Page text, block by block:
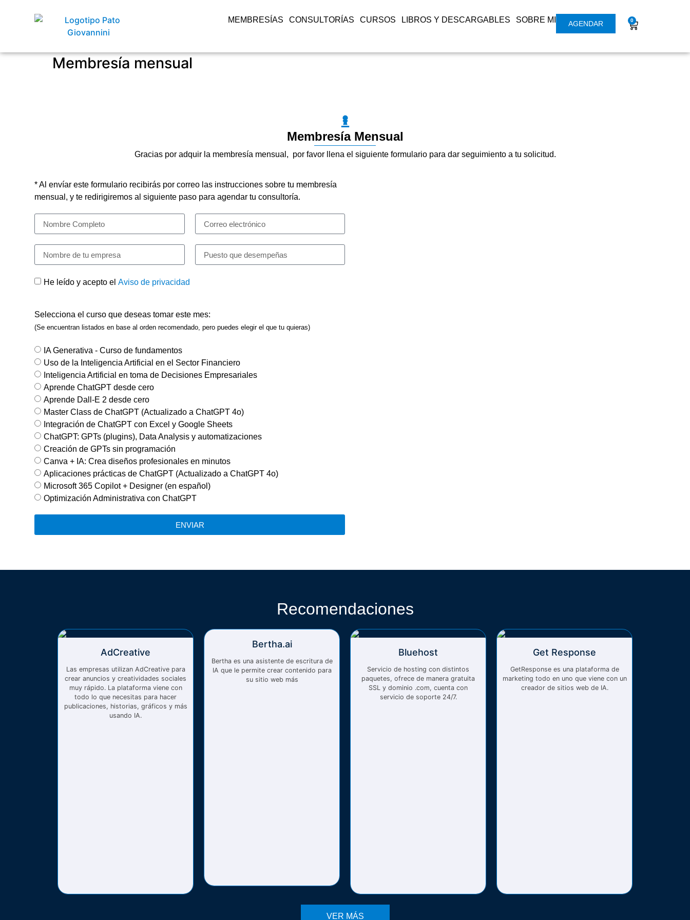
MEMBRESÍAS CONSULTORÍAS CURSOS LIBROS Y DESCARGABLES SOBRE MI AGENDAR 0
Membresía mensual
Membresía Mensual
Gracias por adquir la membresía mensual, por favor llena el siguiente formulario para dar seguimiento a tu solicitud.
* Al envíar este formulario recibirás por correo las instrucciones sobre tu membresía
mensual, y te redirigiremos al siguiente paso para agendar tu consultoría.
He leído y acepto elAviso de privacidad
Selecciona el curso que deseas tomar este mes:
(Se encuentran listados en base al orden recomendado, pero puedes elegir el que tu quieras)
IA Generativa - Curso de fundamentos
Uso de la Inteligencia Artificial en el Sector Financiero
Inteligencia Artificial en toma de Decisiones Empresariales
Aprende ChatGPT desde cero
Aprende Dall-E 2 desde cero
Master Class de ChatGPT (Actualizado a ChatGPT 4o)
Integración de ChatGPT con Excel y Google Sheets
ChatGPT: GPTs (plugins), Data Analysis y automatizaciones
Creación de GPTs sin programación
Canva + IA: Crea diseños profesionales en minutos
Aplicaciones prácticas de ChatGPT (Actualizado a ChatGPT 4o)
Microsoft 365 Copilot + Designer (en español)
Optimización Administrativa con ChatGPT
ENVIAR
Recomendaciones
AdCreative
Las empresas utilizan AdCreative para
crear anuncios y creatividades sociales
muy rápido. La plataforma viene con
todo lo que necesitas para hacer
publicaciones, historias, gráficos y más
usando IA.
Bertha.ai
Bertha es una asistente de escritura de
IA que le permite crear contenido para
su sitio web más
Bluehost
Servicio de hosting con distintos
paquetes, ofrece de manera gratuita
SSL y dominio .com, cuenta con
servicio de soporte 24/7.
Get Response
GetResponse es una plataforma de
marketing todo en uno que viene con un
creador de sitios web de IA.
VER MÁS